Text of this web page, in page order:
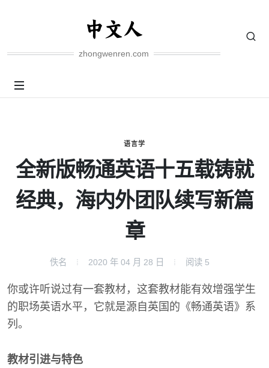
zhongwenren.com
语言学
全新版畅通英语十五载铸就
经典，海内外团队续写新篇
章
佚名 2020 年 04 月 28 日 阅读 5
你或许听说过有一套教材，这套教材能有效增强学生
的职场英语水平，它就是源自英国的《畅通英语》系
列。
教材引进与特色